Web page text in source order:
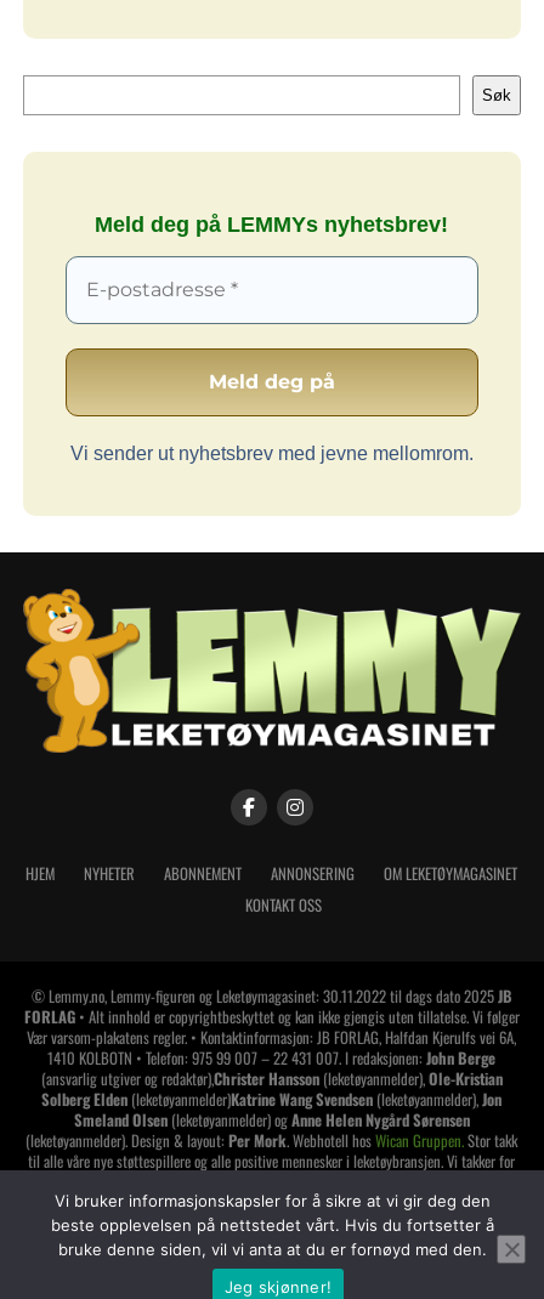
Søk
Søk
Meld deg på LEMMYs nyhetsbrev!
Vi sender ut nyhetsbrev med jevne mellomrom.
HJEM NYHETER ABONNEMENT ANNONSERING
OM LEKETØYMAGASINET
KONTAKT OSS
© Lemmy.no, Lemmy-figuren og Leketøymagasinet: 30.11.2022 til dags dato 2025JB
FORLAG• Alt innhold er copyrightbeskyttet og kan ikke gjengis uten tillatelse. Vi følger
Vær varsom-plakatens regler. • Kontaktinformasjon: JB FORLAG, Halfdan Kjerulfs vei 6A,
1410 KOLBOTN • Telefon: 975 99 007 – 22 431 007. I redaksjonen:John Berge
(ansvarlig utgiver og redaktør),Christer Hansson(leketøyanmelder),Ole-Kristian
Solberg Elden (leketøyanmelder)Katrine Wang Svendsen (leketøyanmelder),Jon
Smeland Olsen(leketøyanmelder) ogAnne Helen Nygård Sørensen
(leketøyanmelder). Design & layout:Per Mork. Webhotell hosWican Gruppen.Stor takk
til alle våre nye støttespillere og alle positive mennesker i leketøybransjen. Vi takker for
selv et klapp på skuldrene!
LEMMY LEKETØYMAGASINET er medlem av
Vi bruker informasjonskapsler for å sikre at vi gir deg den
beste opplevelsen på nettstedet vårt. Hvis du fortsetter å
bruke denne siden, vil vi anta at du er fornøyd med den.
Jeg skjønner!